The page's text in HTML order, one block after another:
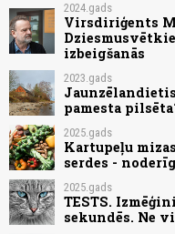
2024.gads
Virsdiriģents
izbeigšanās
2023.gads
pamesta
2025.gads
Kartupeļu
serdes -
2025.gads
TESTS.
sekundēs. Ne